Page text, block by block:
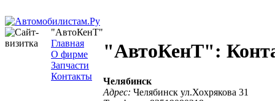
"АвтоКенТ"
Главная
О фирме
Запчасти
Контакты
"АвтоКенТ":
Челябинск
Адрес: Челябинск ул.Хохрякова 31